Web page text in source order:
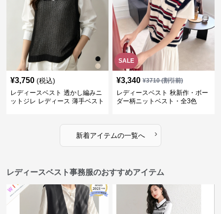
¥3,750 (税込)
レディースベスト 透かし編みニ
ットジレ レディース 薄手ベスト
SALE
¥3,340 ¥3710(割引前)
レディースベスト 秋新作・ボー
ダー柄ニットベスト・全3色
新着アイテムの一覧へ ›
レディースベスト事務服のおすすめアイテム